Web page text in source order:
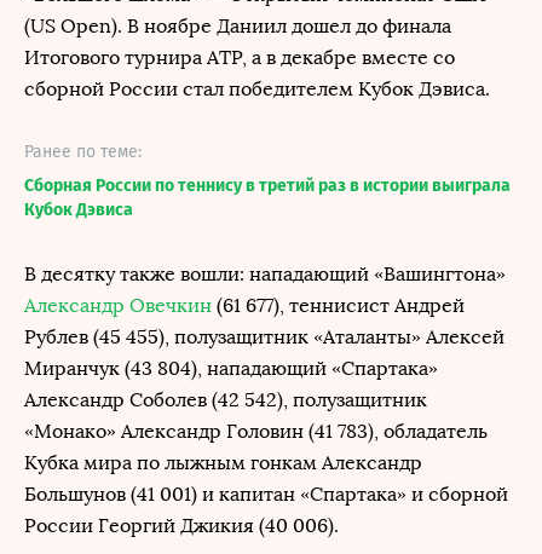
(US Open). В ноябре Даниил дошел до финала
Итогового турнира ATP, а в декабре вместе со
сборной России стал победителем Кубок Дэвиса.
Ранее по теме:
Сборная России по теннису в третий раз в истории выиграла
Кубок Дэвиса
В десятку также вошли: нападающий «Вашингтона»
Александр Овечкин (61 677), теннисист Андрей
Рублев (45 455), полузащитник «Аталанты» Алексей
Миранчук (43 804), нападающий «Спартака»
Александр Соболев (42 542), полузащитник
«Монако» Александр Головин (41 783), обладатель
Кубка мира по лыжным гонкам Александр
Большунов (41 001) и капитан «Спартака» и сборной
России Георгий Джикия (40 006).